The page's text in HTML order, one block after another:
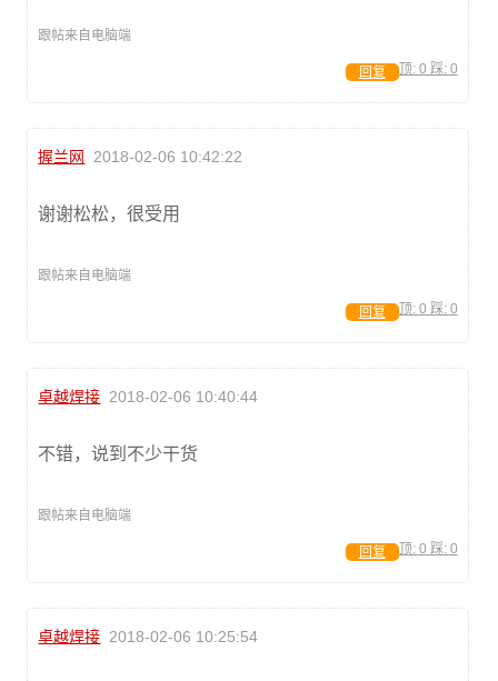
跟帖来自电脑端
顶: 0 踩: 0
回复
握兰网 2018-02-06 10:42:22
谢谢松松，很受用
跟帖来自电脑端
顶: 0 踩: 0
回复
卓越焊接 2018-02-06 10:40:44
不错，说到不少干货
跟帖来自电脑端
顶: 0 踩: 0
回复
卓越焊接 2018-02-06 10:25:54